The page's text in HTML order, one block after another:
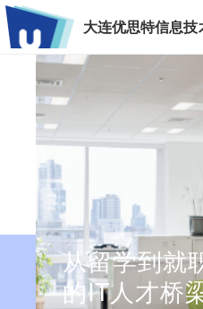
大连优思特信息技
从留学到就
的IT人才桥